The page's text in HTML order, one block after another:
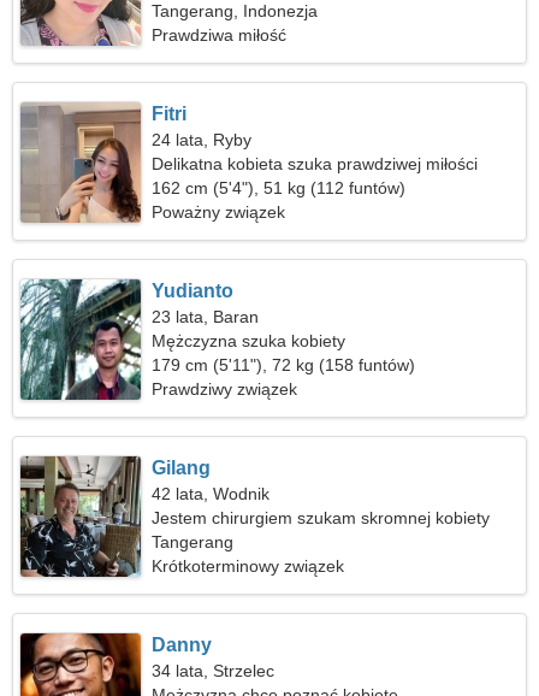
Tangerang, Indonezja
Prawdziwa miłość
Fitri
24 lata, Ryby
Delikatna kobieta szuka prawdziwej miłości
162 cm (5'4"), 51 kg (112 funtów)
Poważny związek
Yudianto
23 lata, Baran
Mężczyzna szuka kobiety
179 cm (5'11"), 72 kg (158 funtów)
Prawdziwy związek
Gilang
42 lata, Wodnik
Jestem chirurgiem szukam skromnej kobiety
Tangerang
Krótkoterminowy związek
Danny
34 lata, Strzelec